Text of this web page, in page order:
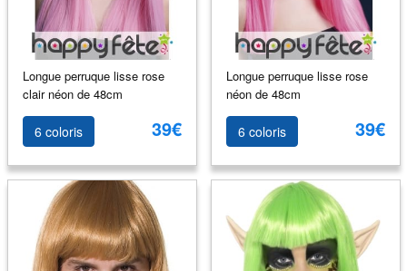
Longue perruque lisse rose
clair néon de 48cm
6 coloris 39€
Longue perruque lisse rose
néon de 48cm
6 coloris 39€